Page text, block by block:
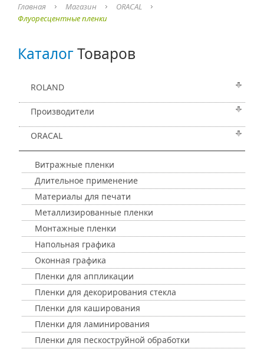
Главная Магазин
ORACAL
Флуоресцентные пленки
КаталогТоваров
ROLAND
Производители
ORACAL
Витражные пленки
Длительное применение
Материалы для печати
Металлизированные пленки
Монтажные пленки
Напольная графика
Оконная графика
Пленки для аппликации
Пленки для декорирования стекла
Пленки для каширования
Пленки для ламинирования
Пленки для пескоструйной обработки